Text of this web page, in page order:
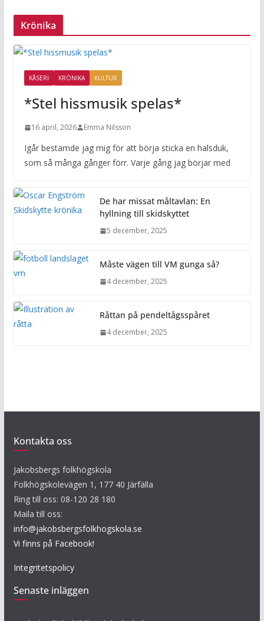
Krönika
KÅSERI KRÖNIKA KULTUR
*Stel hissmusik spelas*
16 april, 2026 Emma Nilsson
Igår bestämde jag mig för att börja sticka en halsduk,
som så många gånger förr. Varje gång jag börjar med
De har missat måltavlan: En
hyllning till skidskyttet
5 december, 2025
Måste vägen till VM gunga så?
4 december, 2025
Råttan på pendeltågsspåret
4 december, 2025
Kontakta oss
Jakobsbergs folkhögskola
Folkhögskolevägen 1, 177 40 Järfälla
Ring till oss: 08-120 28 180
Maila till oss:
info@jakobsbergsfolkhogskola.se
Vi finns på Facebook!
Integritetspolicy
Senaste inläggen